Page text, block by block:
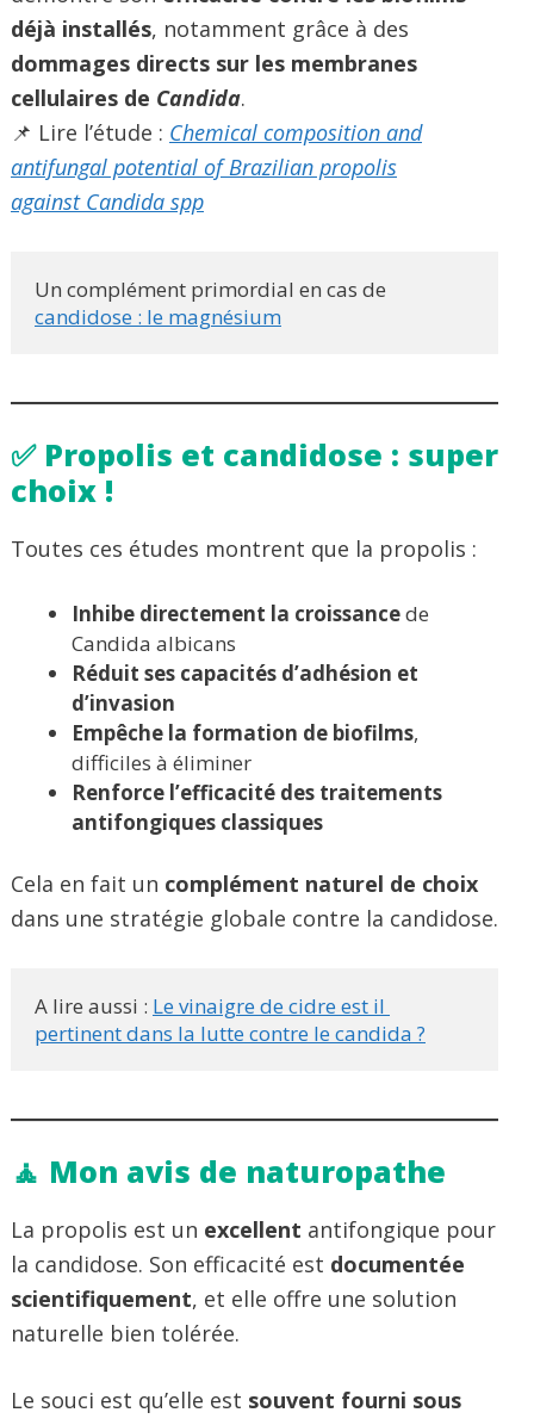
déjà installés, notamment grâce à des
dommages directs sur les membranes
cellulaires de Candida.
📌 Lire l’étude : Chemical composition and
antifungal potential of Brazilian propolis
against Candida spp
candidose : le magnésium
✅ Propolis et candidose : super
choix !
Toutes ces études montrent que la propolis :
Inhibe directement la croissancede
Candida albicans
Réduit ses capacités d’adhésion et
d’invasion
Empêche la formation de biofilms,
difficiles à éliminer
Renforce l’efficacité des traitements
antifongiques classiques
Cela en fait un complément naturel de choix
dans une stratégie globale contre la candidose.
A lire aussi : Le vinaigre de cidre est il
pertinent dans la lutte contre le candida ?
🧘 Mon avis de naturopathe
La propolis est un excellent antifongique pour
la candidose. Son efficacité est documentée
scientifiquement, et elle offre une solution
naturelle bien tolérée.
Le souci est qu’elle est souvent fourni sous